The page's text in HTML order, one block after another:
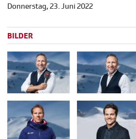
Donnerstag, 23. Juni 2022
BILDER